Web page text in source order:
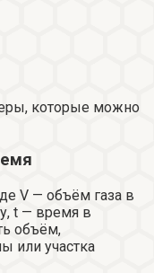
которые можно
V — объём газа в
t — время в
объём,
или участка